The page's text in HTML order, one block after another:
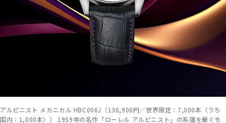
アルピニスト メカニカル HBC006J（130,900円／世界限定：7,000本〈うち
国内：1,000本〉） 1959年の名作「ローレル アルピニスト」の系譜を継ぐモ